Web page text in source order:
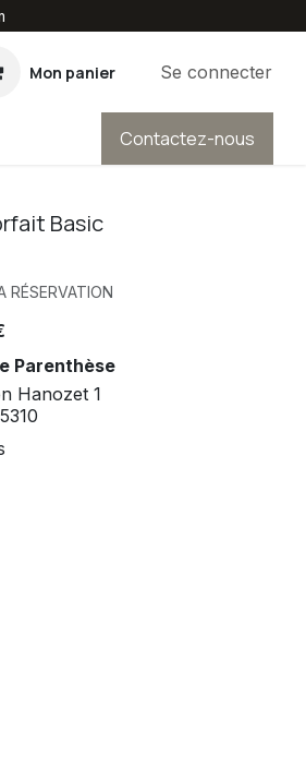
Mon panier Se connecter
ROI & RGPD
Contactez-nous
Basic
RÉSERVATION
Parenthèse
Hanozet 1